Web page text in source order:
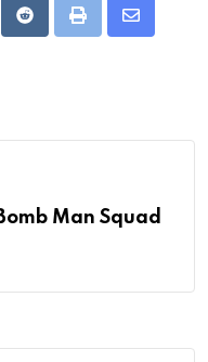
RedditPrint
Share
Man Squad